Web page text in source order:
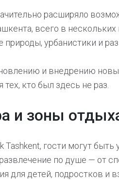
расширяло
всего в
природы, урбанистики и
и внедрению
кто был здесь не раз.
и зоны
Tashkent, гости могут
по душе — от
для детей, подростков и